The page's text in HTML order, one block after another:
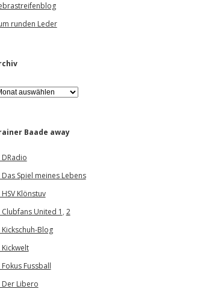
runden Leder
Baade away
DRadio
Das Spiel meines Lebens
HSV Klönstuv
Clubfans United 1 , 2
Kickschuh-Blog
Kickwelt
Fokus Fussball
Der Libero